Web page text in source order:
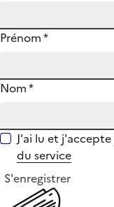
Prénom*
Nom*
J'ai lu et j'accepte
du service
S'enregistrer